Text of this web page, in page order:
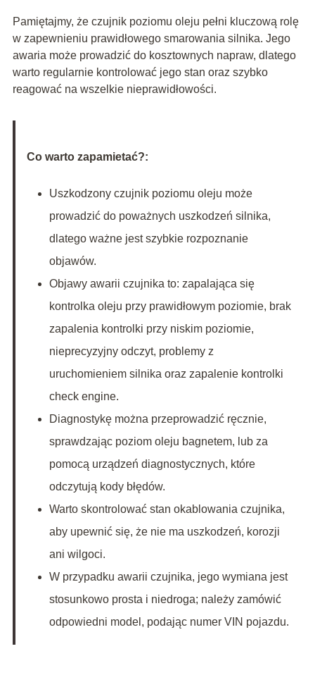
Pamiętajmy, że czujnik poziomu oleju pełni kluczową rolę
w zapewnieniu prawidłowego smarowania silnika. Jego
awaria może prowadzić do kosztownych napraw, dlatego
warto regularnie kontrolować jego stan oraz szybko
reagować na wszelkie nieprawidłowości.
Co warto zapamietać?:
Uszkodzony czujnik poziomu oleju może
prowadzić do poważnych uszkodzeń silnika,
dlatego ważne jest szybkie rozpoznanie
objawów.
Objawy awarii czujnika to: zapalająca się
kontrolka oleju przy prawidłowym poziomie, brak
zapalenia kontrolki przy niskim poziomie,
nieprecyzyjny odczyt, problemy z
uruchomieniem silnika oraz zapalenie kontrolki
check engine.
Diagnostykę można przeprowadzić ręcznie,
sprawdzając poziom oleju bagnetem, lub za
pomocą urządzeń diagnostycznych, które
odczytują kody błędów.
Warto skontrolować stan okablowania czujnika,
aby upewnić się, że nie ma uszkodzeń, korozji
ani wilgoci.
W przypadku awarii czujnika, jego wymiana jest
stosunkowo prosta i niedroga; należy zamówić
odpowiedni model, podając numer VIN pojazdu.